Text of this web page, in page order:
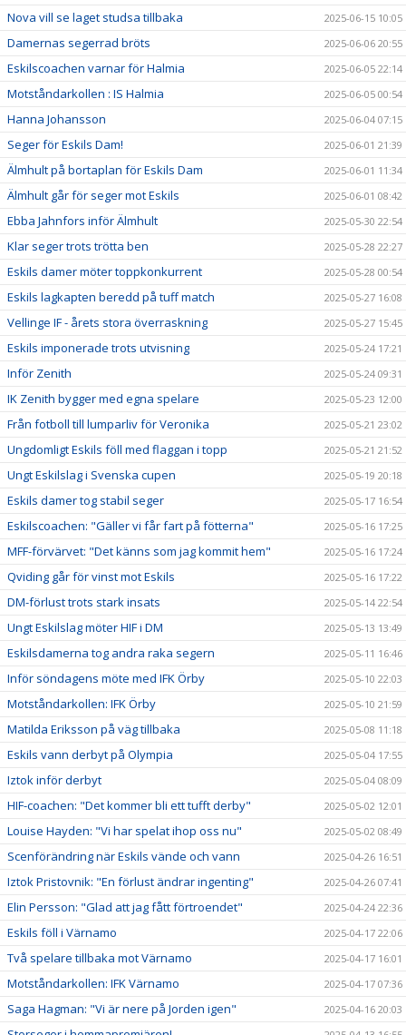
Nova vill se laget studsa tillbaka 2025-06-15 10:05
Damernas segerrad bröts 2025-06-06 20:55
Eskilscoachen varnar för Halmia 2025-06-05 22:14
Motståndarkollen : IS Halmia 2025-06-05 00:54
Hanna Johansson 2025-06-04 07:15
Seger för Eskils Dam! 2025-06-01 21:39
Älmhult på bortaplan för Eskils Dam 2025-06-01 11:34
Älmhult går för seger mot Eskils 2025-06-01 08:42
Ebba Jahnfors inför Älmhult 2025-05-30 22:54
Klar seger trots trötta ben 2025-05-28 22:27
Eskils damer möter toppkonkurrent 2025-05-28 00:54
Eskils lagkapten beredd på tuff match 2025-05-27 16:08
Vellinge IF - årets stora överraskning 2025-05-27 15:45
Eskils imponerade trots utvisning 2025-05-24 17:21
Inför Zenith 2025-05-24 09:31
IK Zenith bygger med egna spelare 2025-05-23 12:00
Från fotboll till lumparliv för Veronika 2025-05-21 23:02
Ungdomligt Eskils föll med flaggan i topp 2025-05-21 21:52
Ungt Eskilslag i Svenska cupen 2025-05-19 20:18
Eskils damer tog stabil seger 2025-05-17 16:54
Eskilscoachen: "Gäller vi får fart på fötterna" 2025-05-16 17:25
MFF-förvärvet: "Det känns som jag kommit hem" 2025-05-16 17:24
Qviding går för vinst mot Eskils 2025-05-16 17:22
DM-förlust trots stark insats 2025-05-14 22:54
Ungt Eskilslag möter HIF i DM 2025-05-13 13:49
Eskilsdamerna tog andra raka segern 2025-05-11 16:46
Inför söndagens möte med IFK Örby 2025-05-10 22:03
Motståndarkollen: IFK Örby 2025-05-10 21:59
Matilda Eriksson på väg tillbaka 2025-05-08 11:18
Eskils vann derbyt på Olympia 2025-05-04 17:55
Iztok inför derbyt 2025-05-04 08:09
HIF-coachen: "Det kommer bli ett tufft derby" 2025-05-02 12:01
Louise Hayden: "Vi har spelat ihop oss nu" 2025-05-02 08:49
Scenförändring när Eskils vände och vann 2025-04-26 16:51
Iztok Pristovnik: "En förlust ändrar ingenting" 2025-04-26 07:41
Elin Persson: "Glad att jag fått förtroendet" 2025-04-24 22:36
Eskils föll i Värnamo 2025-04-17 22:06
Två spelare tillbaka mot Värnamo 2025-04-17 16:01
Motståndarkollen: IFK Värnamo 2025-04-17 07:36
Saga Hagman: "Vi är nere på Jorden igen" 2025-04-16 20:03